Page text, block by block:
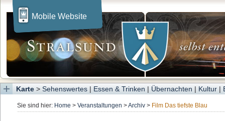
Mobile Website
Karte > Sehenswertes | Essen & Trinken | Übernachten | Kultur |
Sie sind hier: Home > Veranstaltungen >Archiv > Film Das tiefste Blau